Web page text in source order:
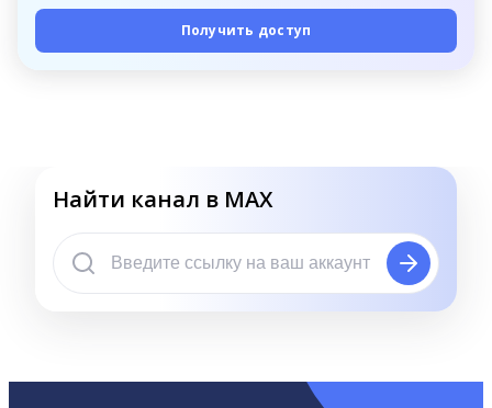
Получить доступ
Найти канал в MAX